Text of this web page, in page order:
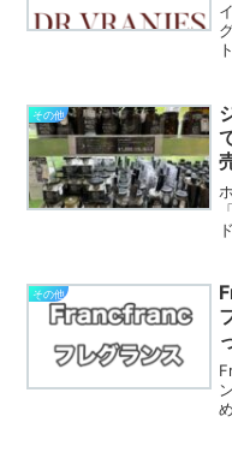
その他
その他